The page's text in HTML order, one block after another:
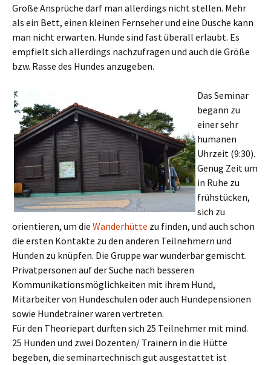
Große Ansprüche darf man allerdings nicht stellen. Mehr
als ein Bett, einen kleinen Fernseher und eine Dusche kann
man nicht erwarten. Hunde sind fast überall erlaubt. Es
empfielt sich allerdings nachzufragen und auch die Größe
bzw. Rasse des Hundes anzugeben.
Das Seminar
begann zu
einer sehr
humanen
Uhrzeit (9:30).
Genug Zeit um
in Ruhe zu
frühstücken,
sich zu
orientieren, um die Wanderhütte zu finden, und auch schon
die ersten Kontakte zu den anderen Teilnehmern und
Hunden zu knüpfen. Die Gruppe war wunderbar gemischt.
Privatpersonen auf der Suche nach besseren
Kommunikationsmöglichkeiten mit ihrem Hund,
Mitarbeiter von Hundeschulen oder auch Hundepensionen
sowie Hundetrainer waren vertreten.
Für den Theoriepart durften sich 25 Teilnehmer mit mind.
25 Hunden und zwei Dozenten/ Trainern in die Hütte
begeben, die seminartechnisch gut ausgestattet ist